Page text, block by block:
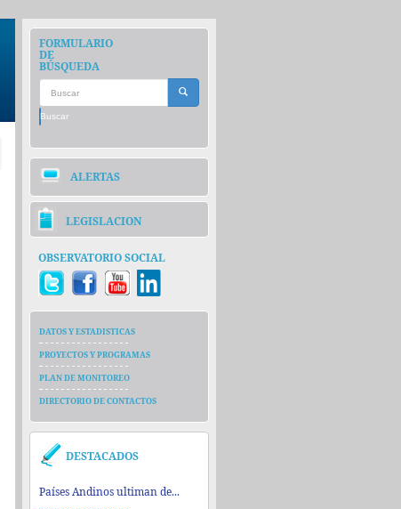
FORMULARIO
DE
BÚSQUEDA
Buscar
ALERTAS
LEGISLACION
OBSERVATORIO SOCIAL
DATOS Y ESTADISTICAS
PROYECTOS Y PROGRAMAS
PLAN DE MONITOREO
DIRECTORIO DE CONTACTOS
DESTACADOS
Países Andinos ultiman de...